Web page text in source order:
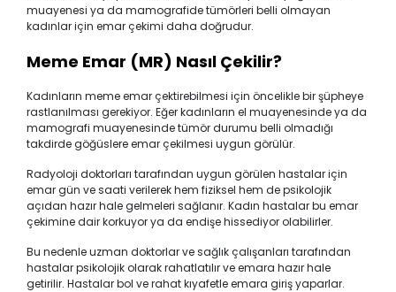
muayenesi ya da mamografide tümörleri belli olmayan
kadınlar için emar çekimi daha doğrudur.
Meme Emar (MR) Nasıl Çekilir?
Kadınların meme emar çektirebilmesi için öncelikle bir şüpheye
rastlanılması gerekiyor. Eğer kadınların el muayenesinde ya da
mamografi muayenesinde tümör durumu belli olmadığı
takdirde göğüslere emar çekilmesi uygun görülür.
Radyoloji doktorları tarafından uygun görülen hastalar için
emar gün ve saati verilerek hem fiziksel hem de psikolojik
açıdan hazır hale gelmeleri sağlanır. Kadın hastalar bu emar
çekimine dair korkuyor ya da endişe hissediyor olabilirler.
Bu nedenle uzman doktorlar ve sağlık çalışanları tarafından
hastalar psikolojik olarak rahatlatılır ve emara hazır hale
getirilir. Hastalar bol ve rahat kıyafetle emara giriş yaparlar.